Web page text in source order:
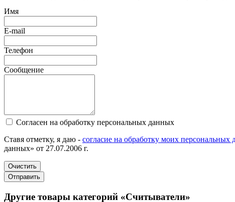
Имя
E-mail
Телефон
Сообщение
Согласен на обработку персональных данных
Ставя отметку, я даю - согласие на обработку моих персональных
данных» от 27.07.2006 г.
Очистить
Отправить
Другие товары категорий «Считыватели»